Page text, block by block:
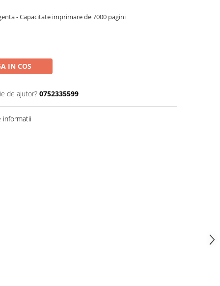
- Capacitate imprimare de 7000 pagini
IN COS
de ajutor? 0752335599
informatii